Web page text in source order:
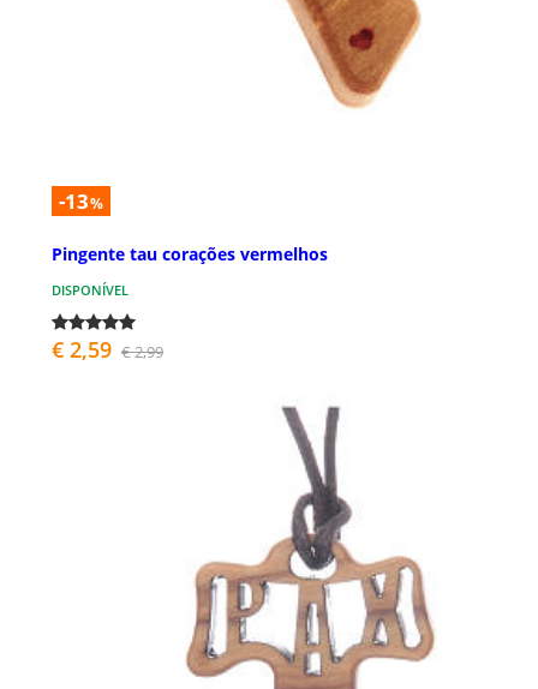
-13%
Pingente tau corações vermelhos
DISPONÍVEL
€ 2,59 € 2,99